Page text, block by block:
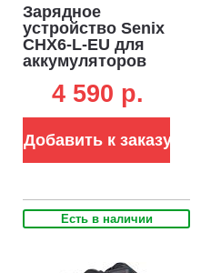
Зарядное
устройство Senix
CHX6-L-EU для
аккумуляторов
4 590 p.
Добавить к заказу
Есть в наличии